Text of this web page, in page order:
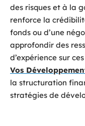
des risques et à la
renforce la
fonds ou d’une
approfondir des
d’expérience sur
Vos
la structuration
stratégies de